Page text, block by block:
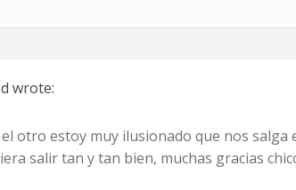
wrote:
otro estoy muy ilusionado que nos salga
salir tan y tan bien, muchas gracias